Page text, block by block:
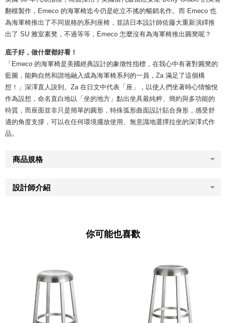
翻模製作，Emeco 的海軍椅迄今仍是屹立不搖的暢銷名作。而 Emeco 也
為海軍椅推出了不同規格的系列座椅，並請日本設計師佐藤大重新演繹推
出了 SU 雅室素凳，不過等等，Emeco 怎麼沒有為海軍椅推出圓凳呢？
底子好，做什麼都好看！
「Emeco 的海軍椅是美國經典設計的象徵性指標，在我心中有著對圓凳的
藍圖，能夠自然和諧地融入成為海軍椅系列的一員，Za 滿足了這個構
想！」深澤直人說到。Za 在日文中代表「座」，以使人們坐著時心情愉悅
作為設想，命名直白地以「坐的地方」點出坐具最純粹、簡約與多功能的
特質，而座面並非只是簡單的圓形，特殊弧形曲面設計貼合身形，感受舒
適的角度支撐，可以在任何環境擺放使用、無意識地選擇拉坐的深澤式作
品。
商品規格
設計師介紹
你可能也喜歡